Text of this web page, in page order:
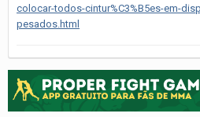
colocar-todos-cintur%C3%B5es-em-
pesados.html